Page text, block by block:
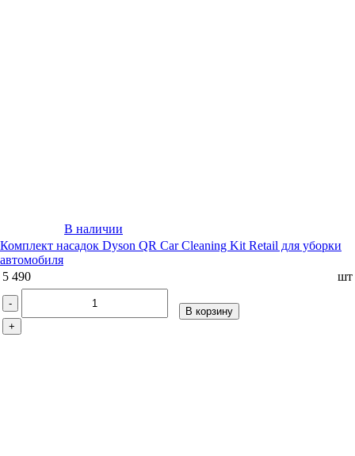
В наличии
Комплект насадок Dyson QR Car Cleaning Kit Retail для уборки
автомобиля
5 490
шт
-
+
В корзину